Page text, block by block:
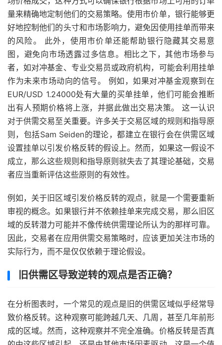
量来精确地定制他们的交易策略。使用市价单，银行能够更
好地控制他们的头寸和市场影响力，避免因使用挂单而带来
的风险。 此外，使用市价单还能帮助银行隐藏其交易意
图，避免向市场透露过多信息。相比之下，其他市场参与
者，如对冲基金、专业交易员或政府机构，可能会利用挂单
作为未来市场动向的信号。 例如，如果对冲基金观察到在
EUR/USD 1.24000处有大量的买单挂单，他们可能会推断
出有人预期价格将上涨，并据此做出交易决策。 这一认识
对于供需交易至关重要。许多关于交易区域的规则和指导原
则，包括Sam Seiden的理论，都建立在银行会在供需区域
设置挂单以引发价格反转的假设上。然而，如果这一假设不
成立，那么这些规则和指导原则就失去了其理论基础，交易
者应当重新评估这些原则的有效性。
例如，关于旧区域引发价格反转的观点，就是一个需要重新
审视的概念。如果银行并不依赖挂单来完成交易，那么旧区
域的反转潜力可能并不像传统供需理论所认为的那样可靠。
因此，交易者在应用供需交易策略时，应该更加关注市场的
实际行为，而不是仅仅依赖于理论假设。
旧供需区导致逆转的观点是否正确？
在分析图表时，一个常见的观点是旧的供需区域似乎经常导
致价格反转。这种观察可能跨越几天、几周，甚至几年前形
成的区域。然而，这种观察并不完全准确。价格反转是否真